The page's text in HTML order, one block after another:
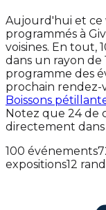
Aujourd'hui et ce
programmés à
voisines. En tout,
dans un rayon
programme des
prochain rendez-
Boissons
Notez que 24 de
directement
100 événements
expositions12